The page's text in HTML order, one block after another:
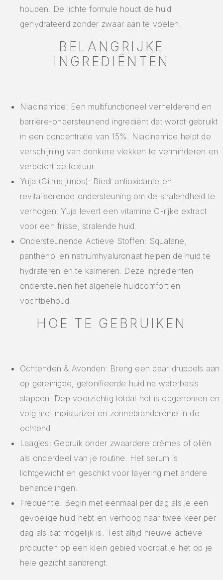
houden. De lichte formule houdt de huid
gehydrateerd zonder zwaar aan te voelen.
BELANGRIJKE
INGREDIËNTEN
Niacinamide: Een multifunctioneel verhelderend en
barrière-ondersteunend ingrediënt dat wordt gebruikt
in een concentratie van 15%. Niacinamide helpt de
verschijning van donkere vlekken te verminderen en
verbetert de textuur.
Yuja (Citrus junos): Biedt antioxidante en
revitaliserende ondersteuning om de stralendheid te
verhogen. Yuja levert een vitamine C-rijke extract
voor een frisse, stralende huid.
Ondersteunende Actieve Stoffen: Squalane,
panthenol en natriumhyaluronaat helpen de huid te
hydrateren en te kalmeren. Deze ingrediënten
ondersteunen het algehele huidcomfort en
vochtbehoud.
HOE TE GEBRUIKEN
Ochtenden & Avonden: Breng een paar druppels aan
op gereinigde, getonifieerde huid na waterbasis
stappen. Dep voorzichtig totdat het is opgenomen en
volg met moisturizer en zonnebrandcrème in de
ochtend.
Laagjes: Gebruik onder zwaardere crèmes of oliën
als onderdeel van je routine. Het serum is
lichtgewicht en geschikt voor layering met andere
behandelingen.
Frequentie: Begin met eenmaal per dag als je een
gevoelige huid hebt en verhoog naar twee keer per
dag als dat mogelijk is. Test altijd nieuwe actieve
producten op een klein gebied voordat je het op je
hele gezicht aanbrengt.